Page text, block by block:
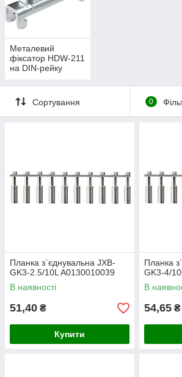
Металевий
фіксатор HDW-211
на DIN-рейку
Сортування 0
Планка з`єднувальна JXB-
GK3-2.5/10L A0130010039
В наявності
51,40 ₴
Купити
Планка
GK3-4/
В
54,65 ₴